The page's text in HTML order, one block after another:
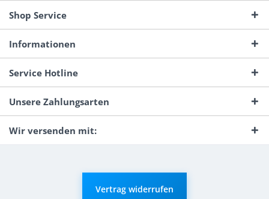
Shop Service
Informationen
Service Hotline
Unsere Zahlungsarten
Wir versenden mit:
Vertrag widerrufen